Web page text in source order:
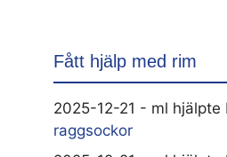
Fått hjälp med rim
2025-12-21 - ml hjälpte
raggsockor